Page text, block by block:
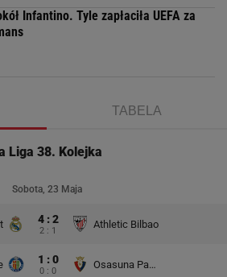
Infantino. Tyle zapłaciła UEFA za
TABELA
Liga 38. Kolejka
Sobota, 23 Maja
4 : 2
2 : 1
Athletic Bilbao
1 : 0
0 : 0
Osasuna Pampeluna